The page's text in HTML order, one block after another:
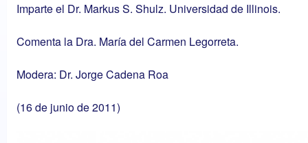
Imparte el Dr. Markus S. Shulz. Universidad de Illinois.
Comenta la Dra. María del Carmen Legorreta.
Modera: Dr. Jorge Cadena Roa
(16 de junio de 2011)